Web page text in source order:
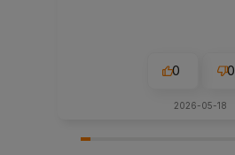
0 0
2026-05-18